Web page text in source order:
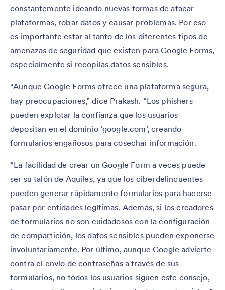
constantemente ideando nuevas formas de atacar
plataformas, robar datos y causar problemas. Por eso
es importante estar al tanto de los diferentes tipos de
amenazas de seguridad que existen para Google Forms,
especialmente si recopilas datos sensibles.
“Aunque Google Forms ofrece una plataforma segura,
hay preocupaciones,” dice Prakash. “Los phishers
pueden explotar la confianza que los usuarios
depositan en el dominio ’google.com’, creando
formularios engañosos para cosechar información.
“La facilidad de crear un Google Form a veces puede
ser su talón de Aquiles, ya que los ciberdelincuentes
pueden generar rápidamente formularios para hacerse
pasar por entidades legítimas. Además, si los creadores
de formularios no son cuidadosos con la configuración
de compartición, los datos sensibles pueden exponerse
involuntariamente. Por último, aunque Google advierte
contra el envío de contraseñas a través de sus
formularios, no todos los usuarios siguen este consejo,